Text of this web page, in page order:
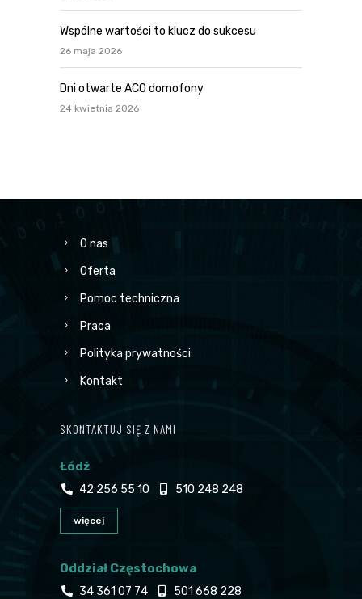
Wspólne wartości to klucz do sukcesu
26 maja 2026
Dni otwarte ACO domofony
24 kwietnia 2026
O nas
Oferta
Pomoc techniczna
Praca
Polityka prywatności
Kontakt
SKONTAKTUJ SIĘ Z NAMI
Łódź
42 256 55 10 510 248 248
więcej
Oddział Częstochowa
34 361 07 74 501 668 228